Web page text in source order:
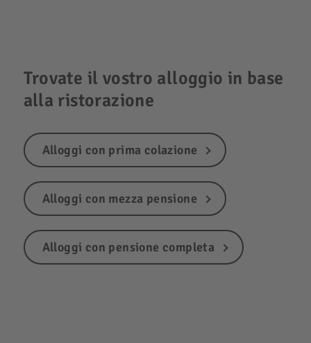
Trovate il vostro alloggio in base
alla ristorazione
Alloggi con prima colazione
Alloggi con mezza pensione
Alloggi con pensione completa